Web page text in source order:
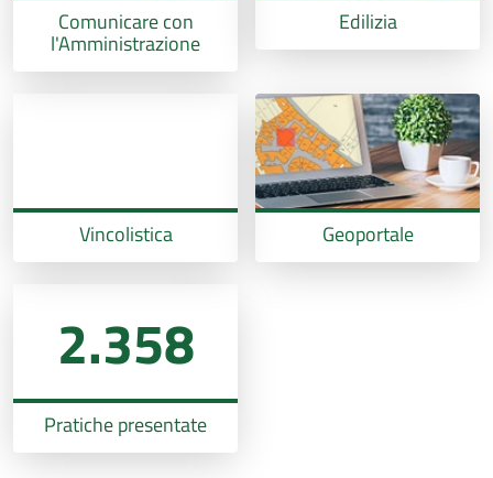
Comunicare con
l'Amministrazione
Edilizia
Vincolistica Geoportale
2.358
Pratiche presentate